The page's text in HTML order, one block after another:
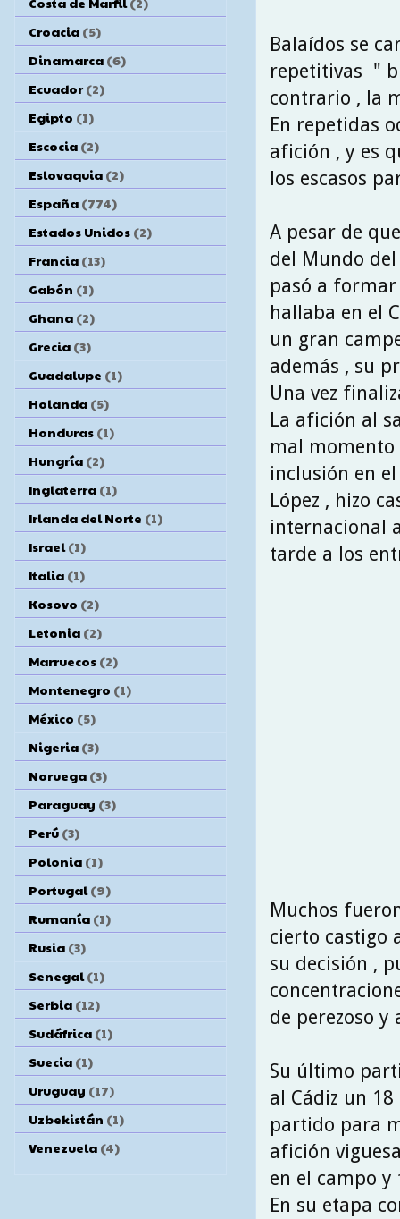
Balaídos se
repetitivas "
contrario , la
En repetidas
afición , y es
los escasos
A pesar de
del Mundo
pasó a formar
hallaba en el
un gran
además , su
Una vez
La afición al
mal momento
inclusión en
López , hizo
internacional
tarde a los
Muchos
cierto castigo
su decisión ,
de perezoso y
Su último
al Cádiz un
partido para
afición
en el campo
En su etapa
Croacia (5)
Dinamarca (6)
Ecuador (2)
Egipto (1)
Escocia (2)
Eslovaquia (2)
España (774)
Estados Unidos (2)
Francia (13)
Gabón (1)
Ghana (2)
Grecia (3)
Guadalupe (1)
Holanda (5)
Honduras (1)
Hungría (2)
Inglaterra (1)
Irlanda del Norte (1)
Israel (1)
Italia (1)
Kosovo (2)
Letonia (2)
Marruecos (2)
Montenegro (1)
México (5)
Nigeria (3)
Noruega (3)
Paraguay (3)
Perú (3)
Polonia (1)
Portugal (9)
Rumanía (1)
Rusia (3)
Senegal (1)
Serbia (12)
Sudáfrica (1)
Suecia (1)
Uruguay (17)
Uzbekistán (1)
Venezuela (4)